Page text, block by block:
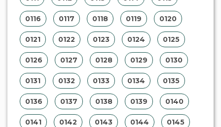
0116 0117 0118 0119 0120
0121 0122 0123 0124 0125
0126 0127 0128 0129 0130
0131 0132 0133 0134 0135
0136 0137 0138 0139 0140
0141 0142 0143 0144 0145